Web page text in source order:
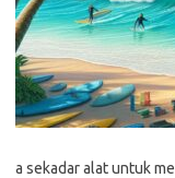
a sekadar alat untuk